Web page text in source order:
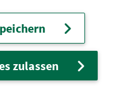
zulassen